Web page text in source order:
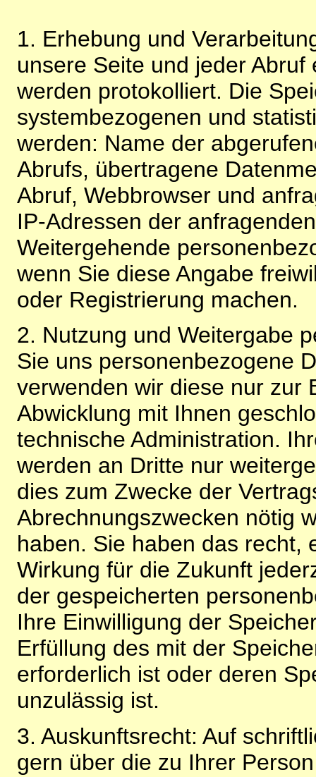
1. Erhebung und
unsere Seite und jeder
werden protokolliert. Die
systembezogenen und
werden: Name der
Abrufs, übertragene
Abruf, Webbrowser und
IP-Adressen der
Weitergehende
wenn Sie diese Angabe
oder Registrierung machen.
2. Nutzung und Weitergabe
Sie uns personenbezogene
verwenden wir diese nur zur
Abwicklung mit Ihnen
technische Administration.
werden an Dritte nur
dies zum Zwecke der
Abrechnungszwecken nötig
haben. Sie haben das recht,
Wirkung für die Zukunft
der gespeicherten
Ihre Einwilligung der
Erfüllung des mit der
erforderlich ist oder deren
unzulässig ist.
3. Auskunftsrecht: Auf
gern über die zu Ihrer